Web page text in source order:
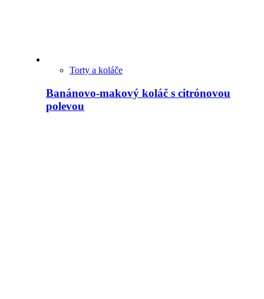
Torty a koláče
Banánovo-makový koláč s citrónovou
polevou